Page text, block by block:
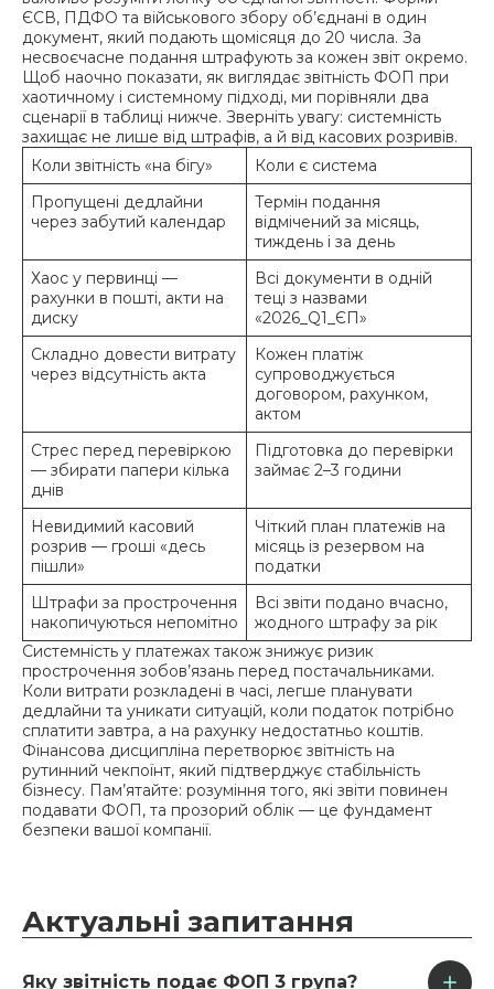
ЄСВ, ПДФО та військового збору об’єднані в один
документ, який подають щомісяця до 20 числа. За
несвоєчасне подання штрафують за кожен звіт окремо.
Щоб наочно показати, як виглядає звітність ФОП при
хаотичному і системному підході, ми порівняли два
сценарії в таблиці нижче. Зверніть увагу: системність
захищає не лише від штрафів, а й від касових розривів.
Коли звітність «на бігу»
Коли є система
Пропущені дедлайни
через забутий календар
Термін подання
відмічений за місяць,
тиждень і за день
Хаос у первинці —
рахунки в пошті, акти на
диску
Всі документи в одній
теці з назвами
«2026_Q1_ЄП»
Складно довести витрату
через відсутність акта
Кожен платіж
супроводжується
договором, рахунком,
актом
Стрес перед перевіркою
— збирати папери кілька
днів
Підготовка до перевірки
займає 2–3 години
Невидимий касовий
розрив — гроші «десь
пішли»
Чіткий план платежів на
місяць із резервом на
податки
Штрафи за прострочення
накопичуються непомітно
Всі звіти подано вчасно,
жодного штрафу за рік
Системність у платежах також знижує ризик
прострочення зобов’язань перед постачальниками.
Коли витрати розкладені в часі, легше планувати
дедлайни та уникати ситуацій, коли податок потрібно
сплатити завтра, а на рахунку недостатньо коштів.
Фінансова дисципліна перетворює звітність на
рутинний чекпоїнт, який підтверджує стабільність
бізнесу. Пам’ятайте: розуміння того, які звіти повинен
подавати ФОП, та прозорий облік — це фундамент
безпеки вашої компанії.
Актуальні запитання
Яку звітність подає ФОП 3 група?